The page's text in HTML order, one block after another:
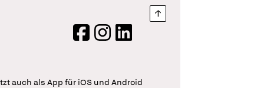
Nach oben springen
FacebookInstagram
LinkedIn
auch als App für iOS und Android